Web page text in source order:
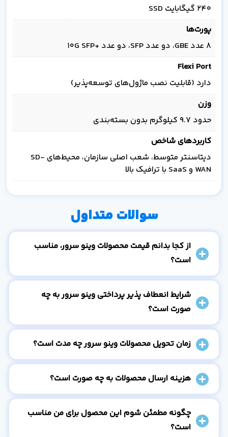
۲۴۰ گیگابایت SSD
پورت‌ها
۸ عدد GBE، دو عدد SFP، دو عدد +10G SFP
Flexi Port
دارد (قابلیت نصب ماژول‌های توسعه‌پذیر)
وزن
حدود 9.7 کیلوگرم بدون بسته‌بندی
کاربردهای شاخص
دیتاسنتر متوسط، شعب اصلی سازمان، محیط‌های SD-
WAN و SaaS با ترافیک بالا
سوالات متداول
از کجا بدانم قیمت محصولات وینو سرور، مناسب
است؟
شرایط انعطاف پذیر پرداختی وینو سرور به چه
صورت است؟
زمان تحویل محصولات وینو سرور چه مدت است؟
هزینه ارسال محصولات به چه صورت است؟
چگونه مطمئن شوم این محصول برای من مناسب
است؟